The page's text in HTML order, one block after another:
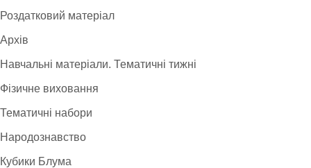
Роздатковий матеріал
Архів
Навчальні матеріали. Тематичні тижні
Фізичне виховання
Тематичні набори
Народознавство
Кубики Блума